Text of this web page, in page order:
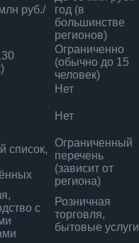
руб./
год (в
большинстве
регионов)
Ограниченно
(обычно до 15
человек)
Нет
Нет
список,
Ограниченный
перечень
(зависит от
региона)
с
Розничная
торговля,
бытовые услуги